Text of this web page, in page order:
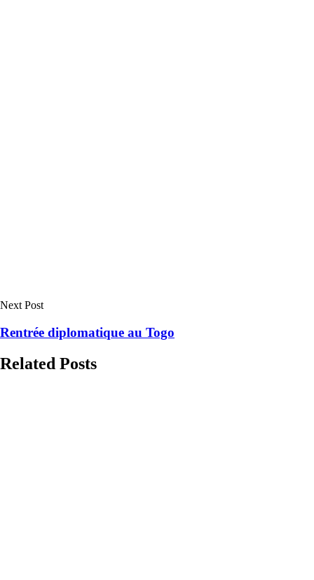
Next Post
Rentrée diplomatique au Togo
Related Posts